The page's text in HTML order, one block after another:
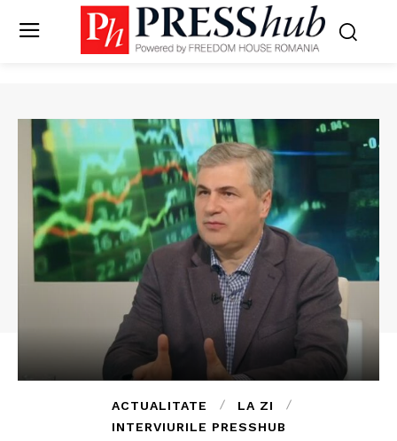
ACTUALITATE
LA ZI
INTERVIURILE PRESSHUB